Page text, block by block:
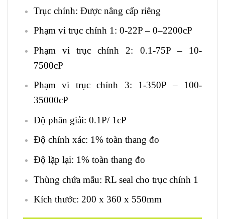
Trục chính: Được nâng cấp riêng
Phạm vi trục chính 1: 0-22P – 0–2200cP
Phạm vi trục chính 2: 0.1-75P – 10-
7500cP
Phạm vi trục chính 3: 1-350P – 100-
35000cP
Độ phân giải: 0.1P/ 1cP
Độ chính xác: 1% toàn thang đo
Độ lặp lại: 1% toàn thang đo
Thùng chứa mẫu: RL seal cho trục chính 1
Kích thước: 200 x 360 x 550mm